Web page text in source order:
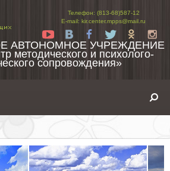
Телефон: (813-68)587-12
E-mail: kir.center.mpps@mail.ru
Yt
Tw
АВТОНОМНОЕ УЧРЕЖДЕНИЕ
методического и психолого-
сопровождения»